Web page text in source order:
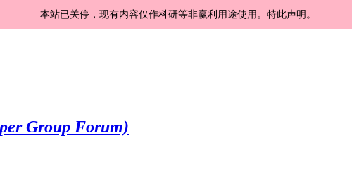
本站已关停，现有内容仅作科研等非赢利用途使用。特此声明。